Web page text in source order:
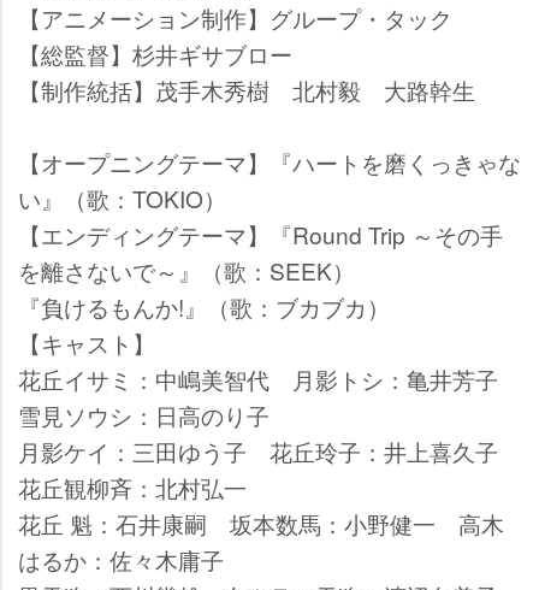
【アニメーション制作】グループ・タック
【総監督】杉井ギサブロー
【制作統括】茂手木秀樹 北村毅 大路幹生
【オープニングテーマ】『ハートを磨くっきゃな
い』（歌：TOKIO）
【エンディングテーマ】『Round Trip ～その手
を離さないで～』（歌：SEEK）
『負けるもんか!』（歌：ブカブカ）
【キャスト】
花丘イサミ：中嶋美智代 月影トシ：亀井芳子
雪見ソウシ：日高のり子
月影ケイ：三田ゆう子 花丘玲子：井上喜久子
花丘観柳斉：北村弘一
花丘 魁：石井康嗣 坂本数馬：小野健一 高木
はるか：佐々木庸子